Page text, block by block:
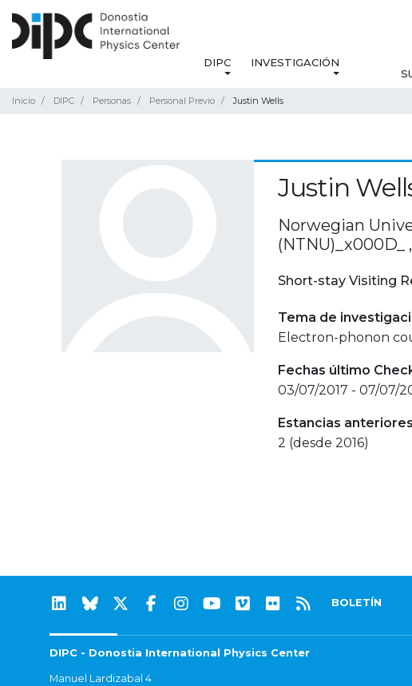
DIPC INVESTIGACIÓN
Inicio DIPC Personas Personal Previo Justin Wells
Justin
Norwegian
Short-stay Visiting
Tema de
Electron-phonon
Fechas último
03/07/2017 - 07/07/
Estancias anteriores
2 (desde 2016)
BOLETÍN
DIPC - Donostia International Physics Center
Manuel Lardizabal 4